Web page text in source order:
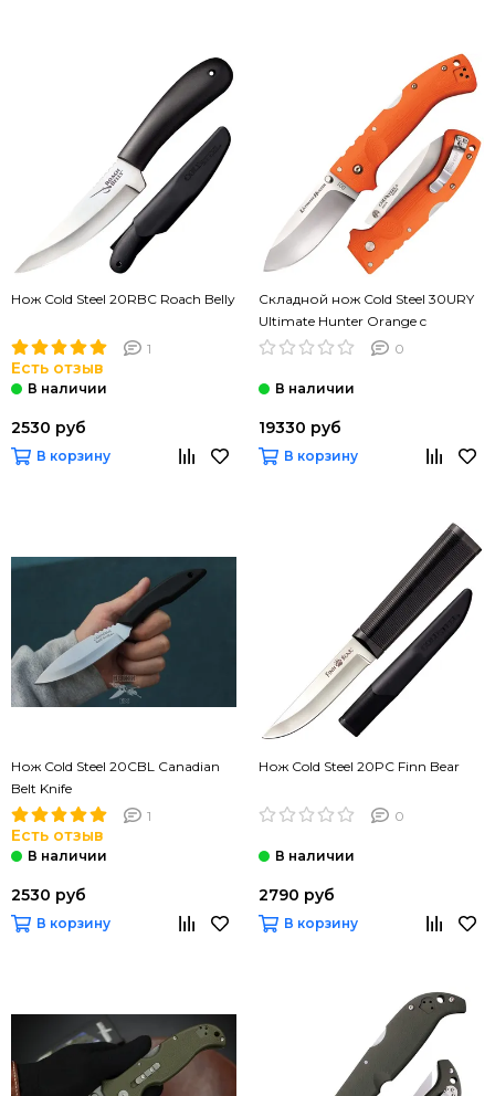
Нож Cold Steel 20RBC Roach Belly
1
Есть отзыв
2530 руб
В корзину
Складной нож Cold Steel 30URY
Ultimate Hunter Orange c
клинком из стали CPM-S35VN,
0
19330 руб
В корзину
Нож Cold Steel 20CBL Canadian
Belt Knife
1
Есть отзыв
2530 руб
В корзину
Нож Cold Steel 20PC Finn Bear
0
2790 руб
В корзину